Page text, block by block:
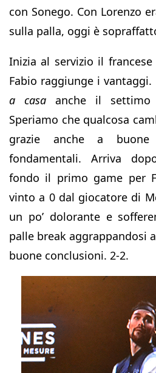
con Sonego. Con Lorenzo
sulla palla, oggi è
Inizia al servizio il
Fabio raggiunge i
a casa anche il settimo
Speriamo che qualcosa
grazie anche a
fondamentali. Arriva
fondo il primo game per
vinto a 0 dal giocatore di
un po’ dolorante e
palle break aggrappandosi
buone conclusioni. 2-2.